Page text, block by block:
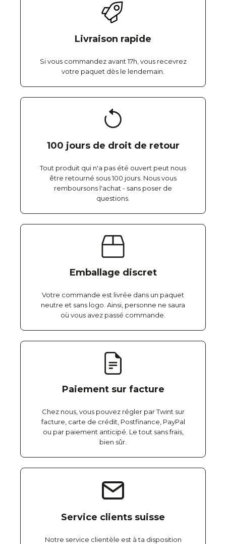
Livraison rapide
Si vous commandez avant 17h, vous recevrez
votre paquet dès le lendemain.
100 jours de droit de retour
Tout produit qui n'a pas été ouvert peut nous
être retourné sous 100 jours. Nous vous
remboursons l'achat - sans poser de
questions.
Emballage discret
Votre commande est livrée dans un paquet
neutre et sans logo. Ainsi, personne ne saura
où vous avez passé commande.
Paiement sur facture
Chez nous, vous pouvez régler par Twint sur
facture, carte de crédit, Postfinance, PayPal
ou par paiement anticipé. Le tout sans frais,
bien sûr.
Service clients suisse
Notre service clientèle est à ta disposition